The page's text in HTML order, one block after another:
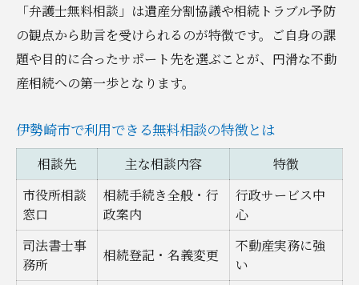
「弁護士無料相談」は遺産分割協議や相続トラブル予防
の観点から助言を受けられるのが特徴です。ご自身の課
題や目的に合ったサポート先を選ぶことが、円滑な不動
産相続への第一歩となります。
伊勢崎市で利用できる無料相談の特徴とは
相談先 主な相談内容
特徴
市役所相談
窓口
相続手続き全般・行
政案内
行政サービス中
心
司法書士事
務所
相続登記・名義変更
不動産実務に強
い